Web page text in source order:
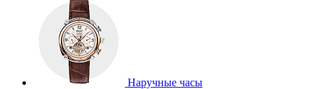
Наручные часы